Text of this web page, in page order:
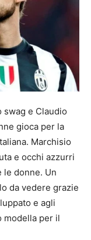
e Claudio
gioca per la
Marchisio
e occhi azzurri
le donne. Un
da vedere grazie
e agli
modella per il